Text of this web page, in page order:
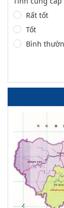
Rất tốt
Tốt
Bình